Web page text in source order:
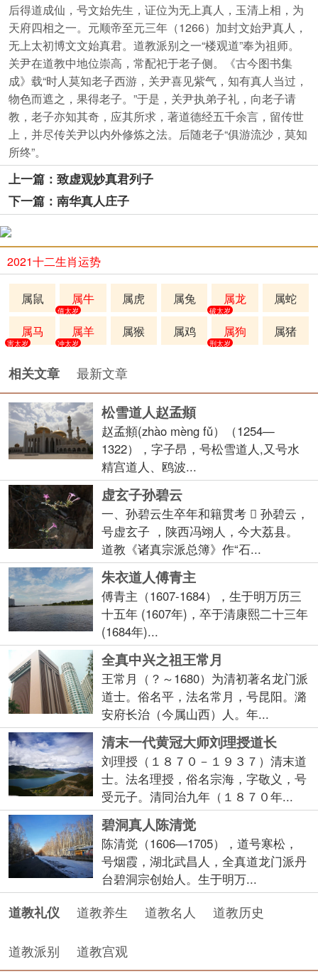
后得道成仙，号文始先生，证位为无上真人，玉清上相，为
天府四相之一。元顺帝至元三年（1266）加封文始尹真人，
无上太初博文文始真君。道教派别之一“楼观道”奉为祖师。
关尹在道教中地位崇高，常配祀于老子侧。《古今图书集
成》载“时人莫知老子西游，关尹喜见紫气，知有真人当过，
物色而遮之，果得老子。”于是，关尹执弟子礼，向老子请
教，老子亦知其奇，应其所求，著道德经五千余言，留传世
上，并尽传关尹以内外修炼之法。后随老子“俱游流沙，莫知
所终”。
上一篇：致虚观妙真君列子
下一篇：南华真人庄子
2021十二生肖运势
属鼠 属牛
值太岁
属虎 属兔 属龙
破太岁
属蛇
属马
害太岁
属羊
冲太岁
属猴 属鸡 属狗
刑太岁
属猪
相关文章 最新文章
松雪道人赵孟頫
赵孟頫(zhào mèng fǔ）（1254—
1322），字子昂，号松雪道人,又号水
精宫道人、鸥波...
虚玄子孙碧云
一、孙碧云生卒年和籍贯考  孙碧云，
号虚玄子 ，陕西冯翊人，今大荔县。
道教《诸真宗派总簿》作“石...
朱衣道人傅青主
傅青主（1607-1684），生于明万历三
十五年 (1607年)，卒于清康熙二十三年
(1684年)...
全真中兴之祖王常月
王常月（？～1680）为清初著名龙门派
道士。俗名平，法名常月，号昆阳。潞
安府长治（今属山西）人。年...
清末一代黄冠大师刘理授道长
刘理授（１８７０－１９３７）清末道
士。法名理授，俗名宗海，字敬义，号
受元子。清同治九年（１８７０年...
碧洞真人陈清觉
陈清觉（1606—1705），道号寒松，
号烟霞，湖北武昌人，全真道龙门派丹
台碧洞宗创始人。生于明万...
道教礼仪 道教养生 道教名人 道教历史
道教派别 道教宫观